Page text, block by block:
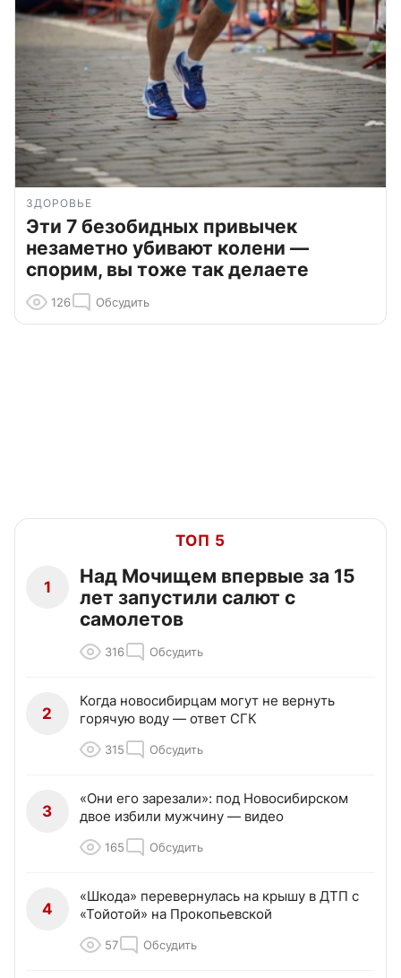
ЗДОРОВЬЕ
Эти 7 безобидных привычек
незаметно убивают колени —
спорим, вы тоже так делаете
126 Обсудить
ТОП 5
1
Над Мочищем впервые за 15
лет запустили салют с
самолетов
316 Обсудить
2
Когда новосибирцам могут не вернуть
горячую воду — ответ СГК
315 Обсудить
3
«Они его зарезали»: под Новосибирском
двое избили мужчину — видео
165 Обсудить
4
«Шкода» перевернулась на крышу в ДТП с
«Тойотой» на Прокопьевской
57 Обсудить